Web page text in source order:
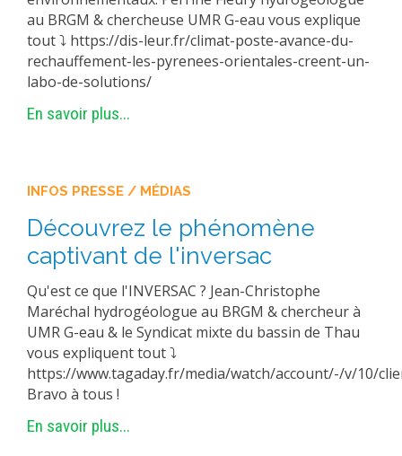
au BRGM & chercheuse UMR G-eau vous explique
tout ⤵ https://dis-leur.fr/climat-poste-avance-du-
rechauffement-les-pyrenees-orientales-creent-un-
labo-de-solutions/
En savoir plus...
INFOS PRESSE / MÉDIAS
Découvrez le phénomène
captivant de l'inversac
Qu'est ce que l'INVERSAC ? Jean-Christophe
Maréchal hydrogéologue au BRGM & chercheur à
UMR G-eau & le Syndicat mixte du bassin de Thau
vous expliquent tout ⤵
https://www.tagaday.fr/media/watch/account/-/v/10/
Bravo à tous !
En savoir plus...